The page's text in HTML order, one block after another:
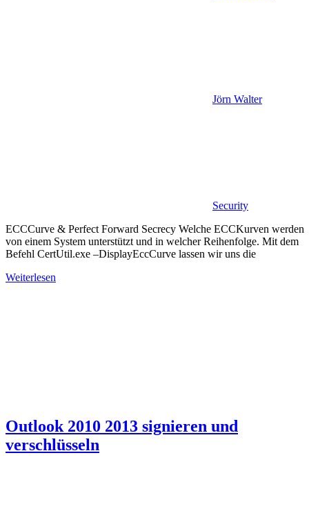
Jörn Walter
Security
ECCCurve & Perfect Forward Secrecy Welche ECCKurven werden
von einem System unterstützt und in welcher Reihenfolge. Mit dem
Befehl CertUtil.exe –DisplayEccCurve lassen wir uns die
Weiterlesen
Outlook 2010 2013 signieren und
verschlüsseln